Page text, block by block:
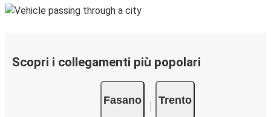
Scopri i collegamenti più popolari
Fasano Trento